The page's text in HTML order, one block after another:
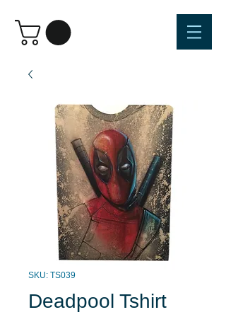
SKU: TS039
Deadpool Tshirt